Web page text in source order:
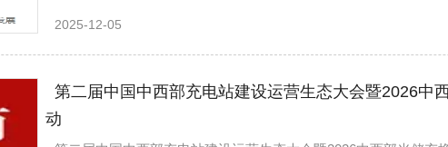
2025-12-05
第二届中国中西部充电站建设运营生态大会暨2026中
动